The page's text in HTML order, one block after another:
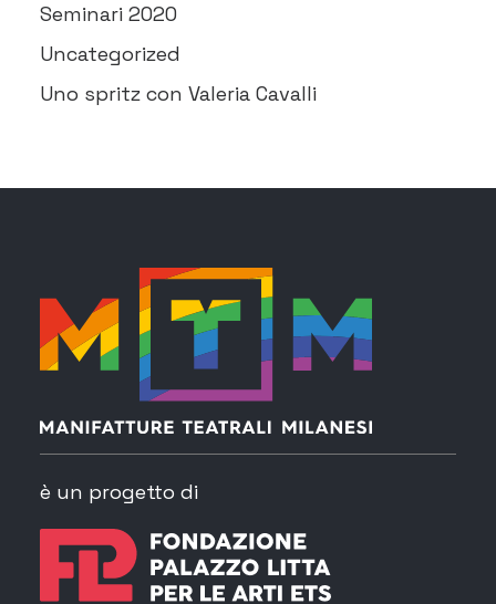
Seminari 2020
Uncategorized
Uno spritz con Valeria Cavalli
è un progetto di